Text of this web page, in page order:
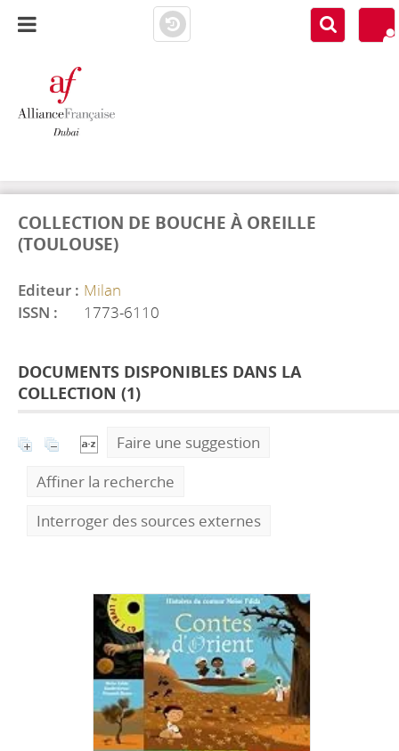
COLLECTION DE BOUCHE À OREILLE
(TOULOUSE)
Editeur : Milan
ISSN :
1773-6110
DOCUMENTS DISPONIBLES DANS LA
COLLECTION (1)
Faire une suggestion
Affiner la recherche
Interroger des sources externes